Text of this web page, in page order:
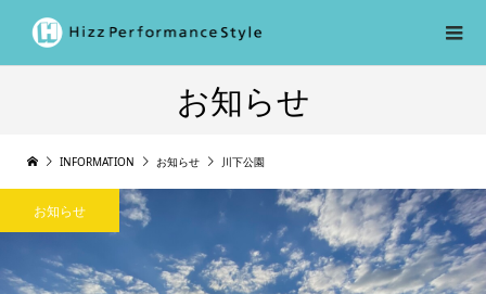
お知らせ
INFORMATION お知らせ 川下公園
お知らせ